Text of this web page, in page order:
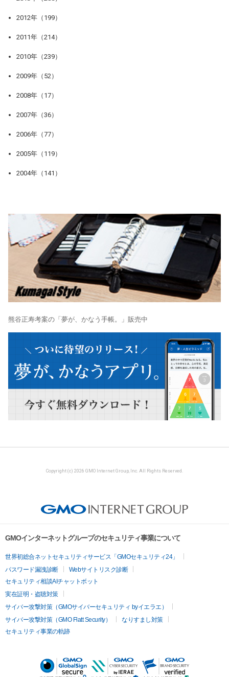
2012年（199）
2011年（214）
2010年（239）
2009年（52）
2008年（17）
2007年（36）
2006年（77）
2005年（119）
2004年（141）
熊谷正寿考案の「夢が、かなう手帳。」販売中
Copyright (c) 2026 GMO Internet Group, Inc. All Rights Reserved.
GMOインターネットグループのセキュリティ事業について
世界初総合ネットセキュリティサービス「GMOセキュリティ24」
パスワード漏洩診断
Webサイトリスク診断
セキュリティ相談AIチャットボット
実在証明・盗聴対策
サイバー攻撃対策（GMOサイバーセキュリティ byイエラエ）
サイバー攻撃対策（GMO Flatt Security）
なりすまし対策
セキュリティ事業の軌跡